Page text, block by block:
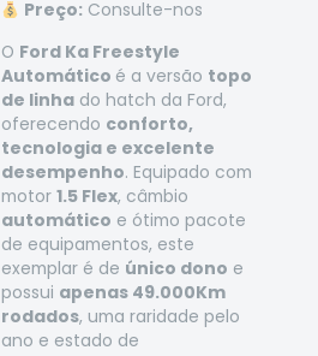
Preço: Consulte-nos
O Ford Ka Freestyle
Automático é a versão topo
de linhado hatch da Ford,
oferecendo conforto,
tecnologia e excelente
desempenho. Equipado com
motor 1.5 Flex, câmbio
automático e ótimo pacote
de equipamentos, este
exemplar é de único dono e
possui apenas 49.000Km
rodados, uma raridade pelo
ano e estado de